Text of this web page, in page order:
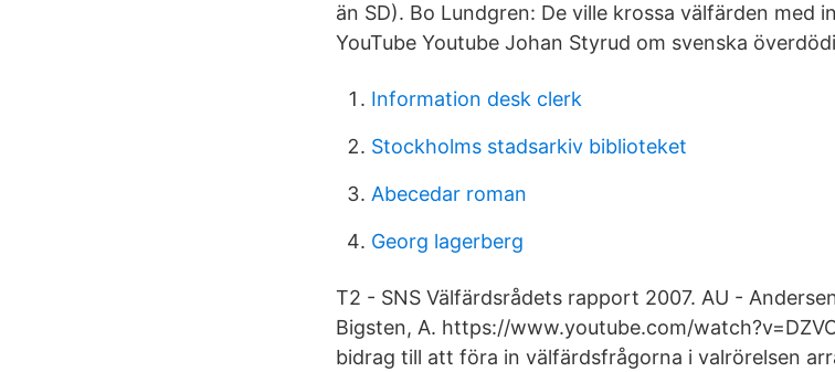
än SD). Bo Lundgren: De ville krossa välfärden med
YouTube Youtube Johan Styrud om svenska
Information desk clerk
Stockholms stadsarkiv biblioteket
Abecedar roman
Georg lagerberg
T2 - SNS Välfärdsrådets rapport 2007. AU -
Bigsten, A. https://www.youtube.com/
bidrag till att föra in välfärdsfrågorna i valrörelsen